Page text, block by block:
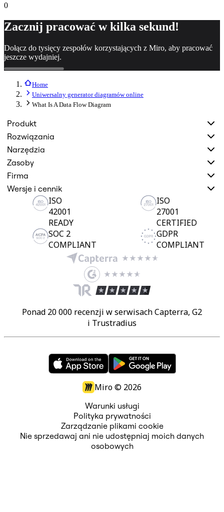
0
Zacznij pracować w kilka sekund!
Dołącz do tysięcy zespołów korzystających z Miro, aby pracować
jeszcze wydajniej.
Home
Uniwersalny generator diagramów online
What Is A Data Flow Diagram
Produkt
Rozwiązania
Narzędzia
Zasoby
Firma
Wersje i cennik
ISO
42001
READY
ISO
27001
CERTIFIED
SOC 2
COMPLIANT
GDPR
COMPLIANT
Ponad 20 000 recenzji w serwisach Capterra, G2
i Trustradius
Miro © 2026
Warunki usługi
Polityka prywatności
Zarządzanie plikami cookie
Nie sprzedawaj ani nie udostępniaj moich danych
osobowych